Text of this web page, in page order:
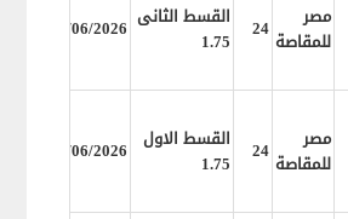
مصر
للمقاصة 24
القسط الثانى
1.75
24/06/2026
مصر
للمقاصة 24
القسط الاول
1.75
24/06/2026